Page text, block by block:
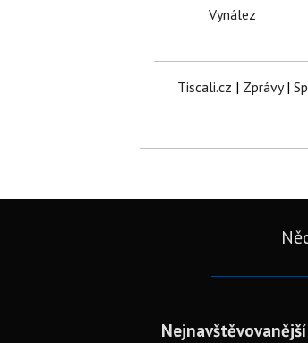
Vynález
Tiscali.cz | Zprávy|